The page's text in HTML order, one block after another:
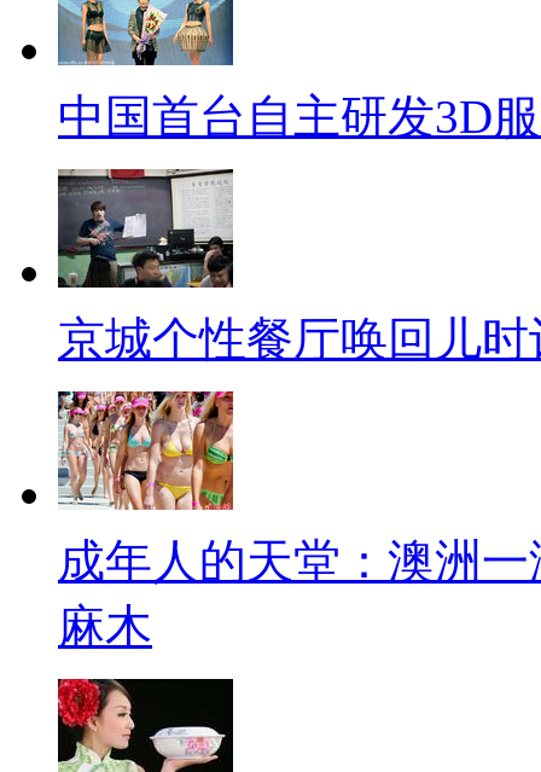
中国首台自主研发3D
京城个性餐厅唤回儿
成年人的天堂：澳洲
麻木